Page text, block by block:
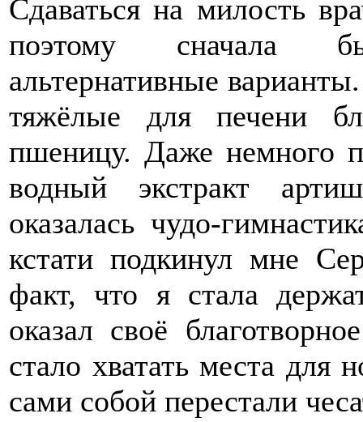
Сдаваться на милость
поэтому сначала
альтернативные
тяжёлые для печени
пшеницу. Даже немного
водный экстракт
оказалась чудо-
кстати подкинул мне
факт, что я стала
оказал своё
стало хватать места
сами собой перестали